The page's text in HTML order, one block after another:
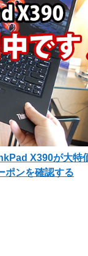
X390が大特
ポンを確認する